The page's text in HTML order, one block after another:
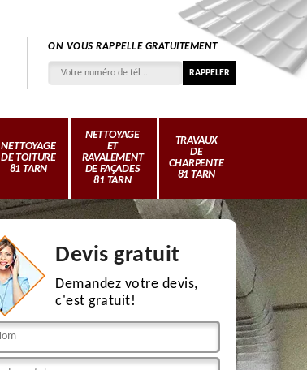
ON VOUS RAPPELLE GRATUITEMENT
NETTOYAGE
DE TOITURE
81 TARN
NETTOYAGE
ET
RAVALEMENT
DE FAÇADES
81 TARN
TRAVAUX
DE
CHARPENTE
81 TARN
Devis gratuit
Demandez votre devis,
c'est gratuit!